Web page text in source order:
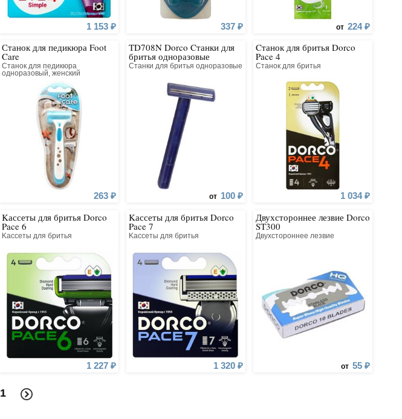
1 153 ₽ 337 ₽ от 224 ₽
Станок для педикюра Foot
Care
Станок для педикюра
одноразовый, женский
263 ₽
TD708N Dorco Cтанки для
бритья одноразовые
Cтанки для бритья одноразовые
от 100 ₽
Cтанок для бритья Dorco
Pace 4
Cтанок для бритья
1 034 ₽
Kассеты для бритья Dorco
Pace 6
Kассеты для бритья
1 227 ₽
Kассеты для бритья Dorco
Pace 7
Kассеты для бритья
1 320 ₽
Двухстороннее лезвие Dorco
ST300
Двухстороннее лезвие
от 55 ₽
1